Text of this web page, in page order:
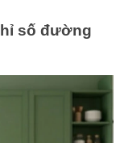
số đường